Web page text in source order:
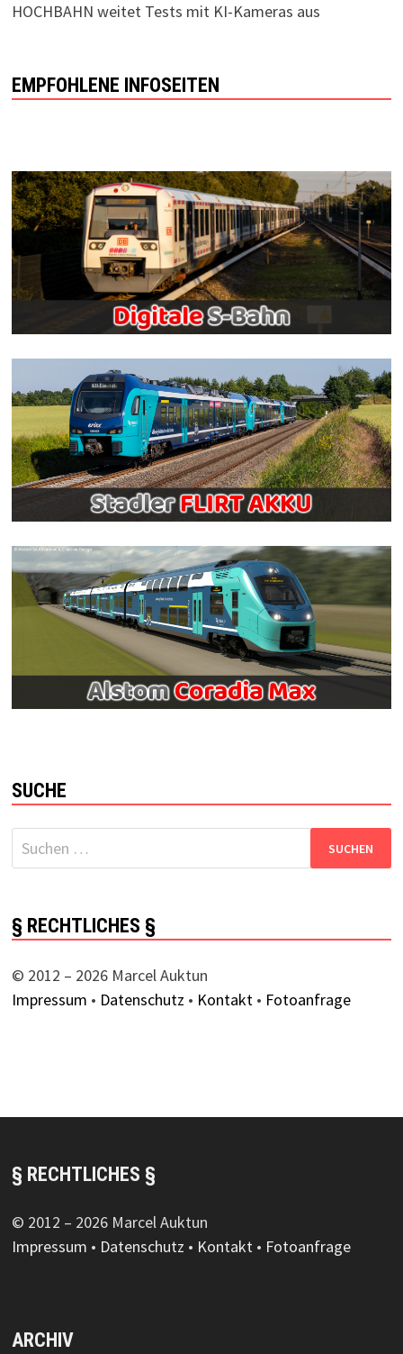
HOCHBAHN weitet Tests mit KI-Kameras aus
EMPFOHLENE INFOSEITEN
SUCHE
Suchen
nach:
§ RECHTLICHES §
© 2012 – 2026 Marcel Auktun
Impressum • Datenschutz • Kontakt• Fotoanfrage
§ RECHTLICHES §
© 2012 – 2026 Marcel Auktun
Impressum • Datenschutz • Kontakt• Fotoanfrage
ARCHIV